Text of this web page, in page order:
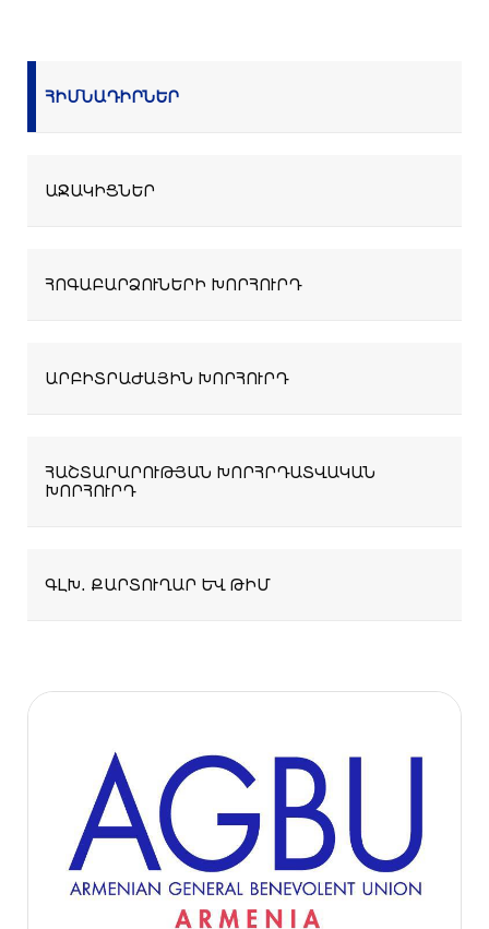
ՀԻՄՆԱԴԻՐՆԵՐ
ԱՋԱԿԻՑՆԵՐ
ՀՈԳԱԲԱՐՁՈՒՆԵՐԻ ԽՈՐՀՈՒՐԴ
ԱՐԲԻՏՐԱԺԱՅԻՆ ԽՈՐՀՈՒՐԴ
ՀԱՇՏԱՐԱՐՈՒԹՅԱՆ ԽՈՐՀՐԴԱՏՎԱԿԱՆ
ԽՈՐՀՈՒՐԴ
ԳԼԽ․ ՔԱՐՏՈՒՂԱՐ ԵՒ ԹԻՄ